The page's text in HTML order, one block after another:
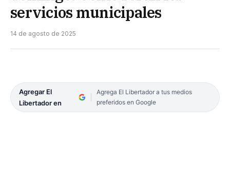
servicios municipales
14 de agosto de 2025
Agregar El
Libertador en
Agrega El Libertador a tus medios
preferidos en Google